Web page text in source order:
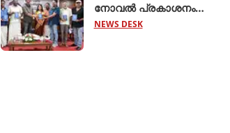
നോവല്‍ പ്രകാശനം
ചെയ്തു
NEWS DESK